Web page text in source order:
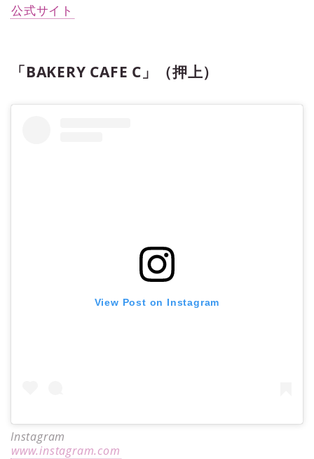
公式サイト
「BAKERY CAFE C」（押上）
View Post on Instagram
Instagram
www.instagram.com